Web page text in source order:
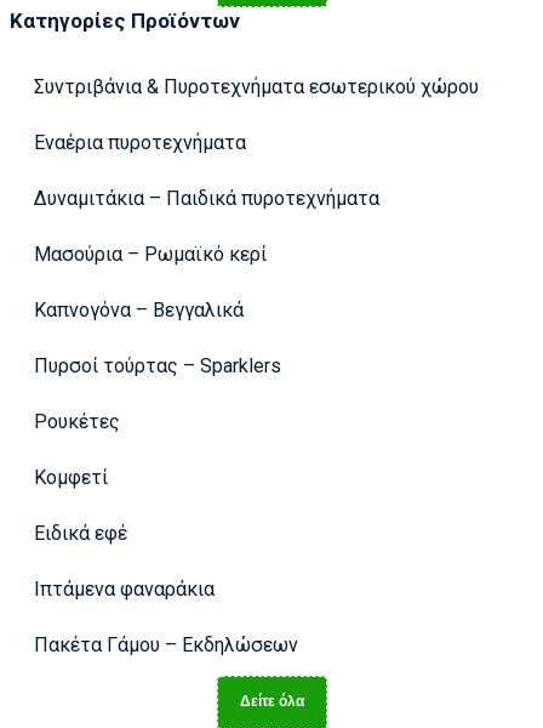
Κατηγορίες Προϊόντων
Συντριβάνια & Πυροτεχνήματα εσωτερικού χώρου
Εναέρια πυροτεχνήματα
Δυναμιτάκια – Παιδικά πυροτεχνήματα
Μασούρια – Ρωμαϊκό κερί
Καπνογόνα – Βεγγαλικά
Πυρσοί τούρτας – Sparklers
Ρουκέτες
Κομφετί
Ειδικά εφέ
Ιπτάμενα φαναράκια
Πακέτα Γάμου – Εκδηλώσεων
Δείτε όλα